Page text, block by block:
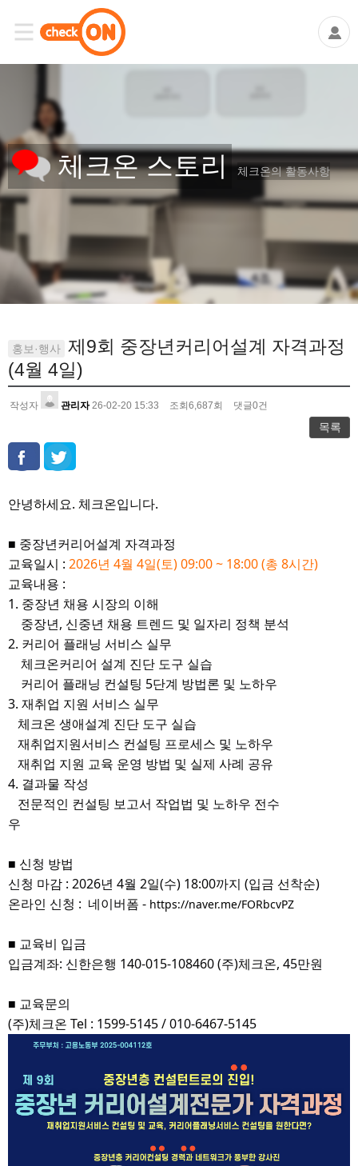
체크온 스토리 체크온의 활동사항
홍보·행사 제9회 중장년커리어설계 자격과정
(4월 4일)
작성자 관리자 26-02-20 15:33 조회 6,687회 댓글0건
목록
안녕하세요. 체크온입니다.
■ 중장년커리어설계 자격과정
교육일시 : 2026년 4월 4일(토) 09:00 ~ 18:00 (총 8시간)
교육내용 :
1. 중장년 채용 시장의 이해
중장년, 신중년 채용 트렌드 및 일자리 정책 분석
2. 커리어 플래닝 서비스 실무
체크온커리어 설계 진단 도구 실습
커리어 플래닝 컨설팅 5단계 방법론 및 노하우
3. 재취업 지원 서비스 실무
체크온 생애설계 진단 도구 실습
재취업지원서비스 컨설팅 프로세스 및 노하우
재취업 지원 교육 운영 방법 및 실제 사례 공유
4. 결과물 작성
전문적인 컨설팅 보고서 작업법 및 노하우 전수
우
■ 신청 방법
신청 마감 : 2026년 4월 2일(수) 18:00까지 (입금 선착순)
온라인 신청 : 네이버폼 - https://naver.me/FORbcvPZ
■ 교육비 입금
입금계좌: 신한은행 140-015-108460 (주)체크온, 45만원
■ 교육문의
(주)체크온 Tel : 1599-5145 / 010-6467-5145